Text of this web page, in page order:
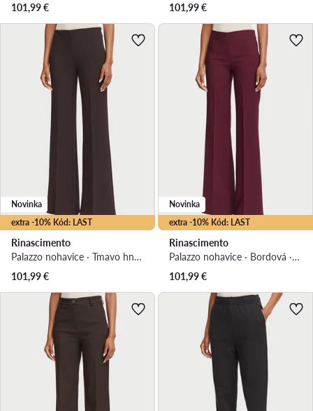
101,99€
101,99€
extra -10% Kód: LAST
Novinka
Rinascimento
Palazzo nohavice · Tmavo hnedá · Regular fit
101,99€
extra -10% Kód: LAST
Novinka
Rinascimento
Palazzo nohavice · Bordová · Regular fit
101,99€